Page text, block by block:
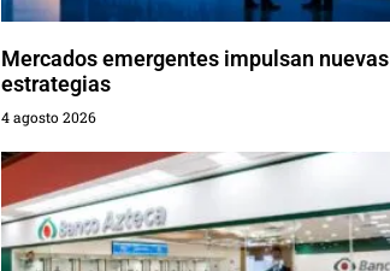
Mercados emergentes impulsan nuevas
estrategias
4 agosto 2026